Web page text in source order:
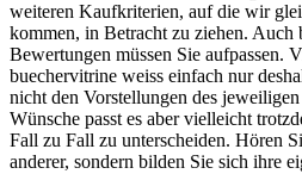
weiteren Kaufkriterien, auf die wir
kommen, in Betracht zu ziehen. Auch
Bewertungen müssen Sie aufpassen.
buechervitrine weiss einfach nur
nicht den Vorstellungen des
Wünsche passt es aber vielleicht
Fall zu Fall zu unterscheiden. Hören
anderer, sondern bilden Sie sich ihre